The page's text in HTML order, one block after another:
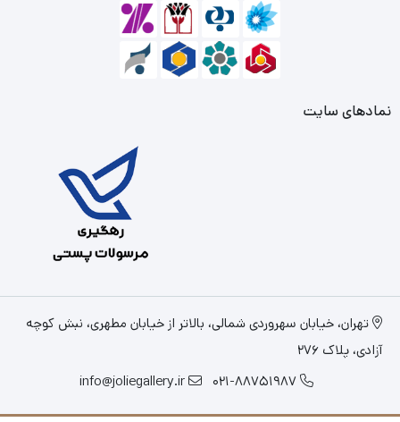
نمادهای سایت
تهران، خیابان سهروردی شمالی، بالاتر از خیابان مطهری، نبش کوچه
آزادی، پلاک 276
021-88751987
info@joliegallery.ir